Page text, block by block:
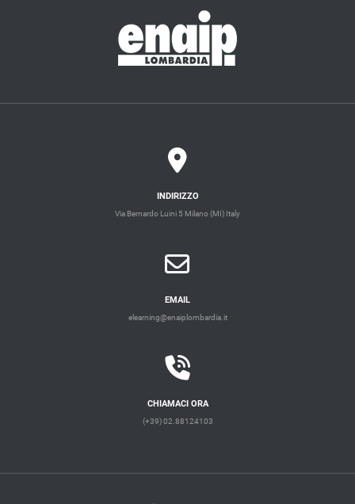
INDIRIZZO
Via Bernardo Luini 5 Milano (MI) Italy
EMAIL
elearning@enaiplombardia.it
CHIAMACI ORA
(+39) 02.88124103